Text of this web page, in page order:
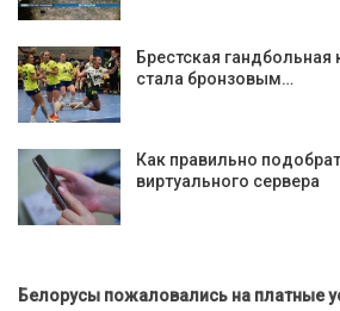
Брестская
стала бронзовым…
Как правильно
виртуального сервера
Белорусы пожаловались на платные